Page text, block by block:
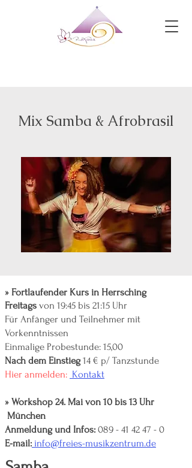
Mix Samba & Afrobrasil
» Fortlaufender Kurs in Herrsching
Freitags von 19:45 bis 21:15 Uhr
Für Anfänger und Teilnehmer mit
Vorkenntnissen
Einmalige Probestunde: 15,00
Nach dem Einstieg14 € p/ Tanzstunde
Hier anmelden: Kontakt
» Workshop 24. Mai von 10 bis 13 Uhr
München
Anmeldung und Infos: 089 - 41 42 47 - 0
E-mail: info@freies-musikzentrum.de